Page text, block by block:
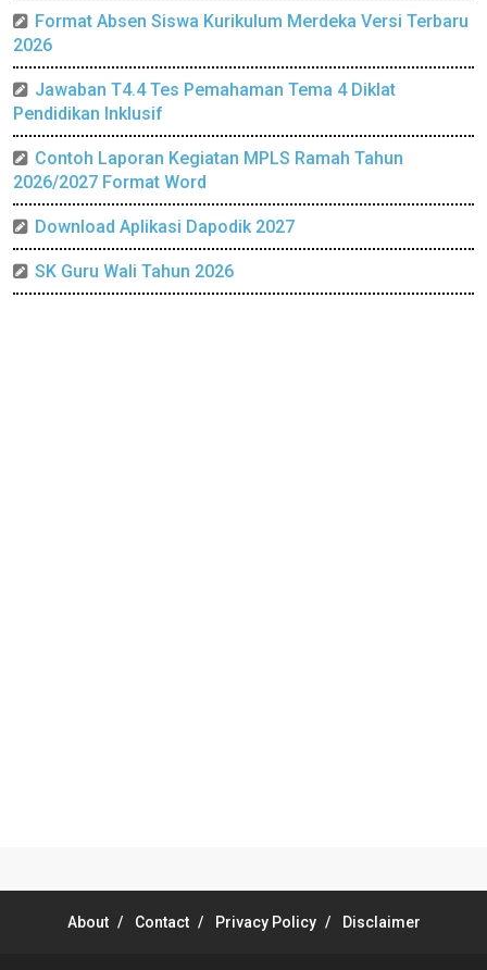
Format Absen Siswa Kurikulum Merdeka Versi Terbaru
2026
Jawaban T4.4 Tes Pemahaman Tema 4 Diklat
Pendidikan Inklusif
Contoh Laporan Kegiatan MPLS Ramah Tahun
2026/2027 Format Word
Download Aplikasi Dapodik 2027
SK Guru Wali Tahun 2026
About Contact Privacy Policy Disclaimer